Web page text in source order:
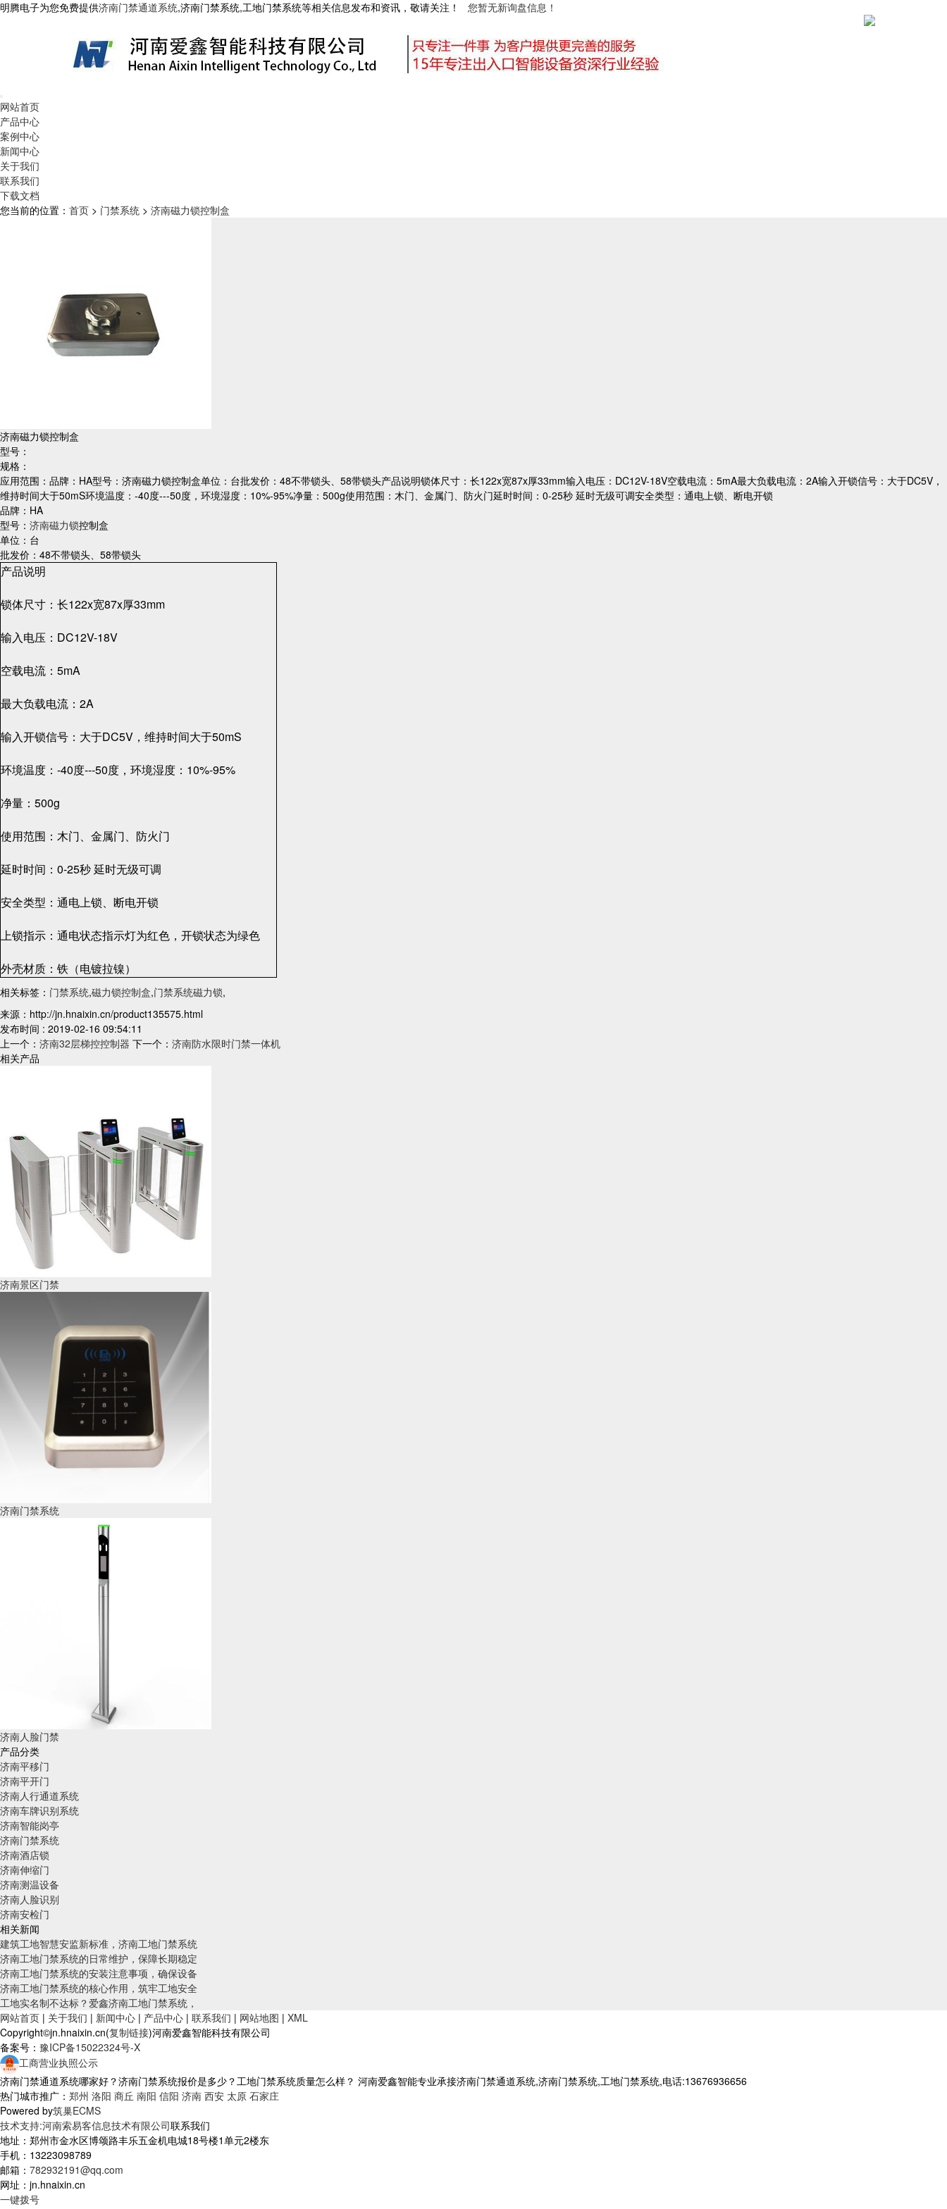
明腾电子为您免费提供济南门禁通道系统,济南门禁系统,工地门禁系统等相关信息发布和资讯，敬请关注！ 您暂无新询盘信息！
网站首页
产品中心
案例中心
新闻中心
关于我们
联系我们
下载文档
您当前的位置： 首页 > 门禁系统 > 济南磁力锁控制盒
济南磁力锁控制盒
型号：
规格：
应用范围：品牌：HA型号：济南磁力锁控制盒单位：台批发价：48不带锁头、58带锁头产品说明锁体尺寸：长122x宽87x厚33mm输入电压：DC12V-18V空载电流：5mA最大负载电流：2A输入开锁信号：大于DC5V，
维持时间大于50mS环境温度：-40度---50度，环境湿度：10%-95%净量：500g使用范围：木门、金属门、防火门延时时间：0-25秒 延时无级可调安全类型：通电上锁、断电开锁
品牌：HA
型号： 济南磁力锁控制盒
单位：台
批发价：48不带锁头、58带锁头
产品说明
锁体尺寸：长122x宽87x厚33mm
输入电压：DC12V-18V
空载电流：5mA
最大负载电流：2A
输入开锁信号：大于DC5V，维持时间大于50mS
环境温度：-40度---50度，环境湿度：10%-95%
净量：500g
使用范围：木门、金属门、防火门
延时时间：0-25秒 延时无级可调
安全类型：通电上锁、断电开锁
上锁指示：通电状态指示灯为红色，开锁状态为绿色
外壳材质：铁（电镀拉镍）
相关标签： 门禁系统,磁力锁控制盒,门禁系统磁力锁,
来源：http://jn.hnaixin.cn/product135575.html
发布时间 : 2019-02-16 09:54:11
上一个： 济南32层梯控控制器 下一个： 济南防水限时门禁一体机
相关产品
济南景区门禁
济南门禁系统
济南人脸门禁
产品分类
济南平移门
济南平开门
济南人行通道系统
济南车牌识别系统
济南智能岗亭
济南门禁系统
济南酒店锁
济南伸缩门
济南测温设备
济南人脸识别
济南安检门
相关新闻
建筑工地智慧安监新标准，济南工地门禁系统
济南工地门禁系统的日常维护，保障长期稳定
济南工地门禁系统的安装注意事项，确保设备
济南工地门禁系统的核心作用，筑牢工地安全
工地实名制不达标？爱鑫济南工地门禁系统，
网站首页 | 关于我们 | 新闻中心 | 产品中心 | 联系我们 | 网站地图 | XML
Copyright©jn.hnaixin.cn(复制链接)河南爱鑫智能科技有限公司
备案号： 豫ICP备15022324号-X
工商营业执照公示
济南门禁通道系统哪家好？济南门禁系统报价是多少？工地门禁系统质量怎么样？ 河南爱鑫智能专业承接济南门禁通道系统,济南门禁系统,工地门禁系统,电话:13676936656
热门城市推广： 郑州 洛阳 商丘 南阳 信阳 济南 西安 太原 石家庄
Powered by筑巢ECMS
技术支持:河南索易客信息技术有限公司联系我们
地址：郑州市金水区博颂路丰乐五金机电城18号楼1单元2楼东
手机：13223098789
邮箱： 782932191@qq.com
网址：jn.hnaixin.cn
一键拨号